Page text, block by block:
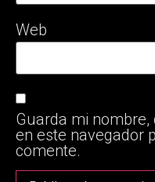
Web
Guarda mi
en este navegador
comente.